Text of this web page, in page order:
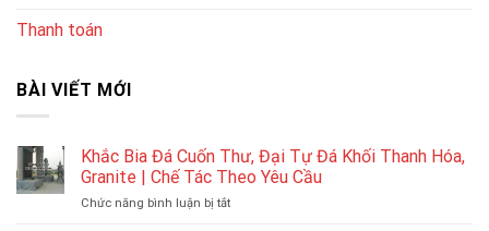
Thanh toán
BÀI VIẾT MỚI
Khắc Bia Đá Cuốn Thư, Đại Tự Đá Khối Thanh Hóa,
Granite | Chế Tác Theo Yêu Cầu
Chức năng bình luận bị tắtở